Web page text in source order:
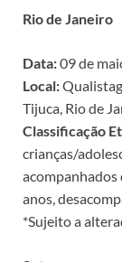
Rio de Janeiro
Data:09 de
Local:
Tijuca, Rio de
Classificação
crianças/
acompanhados
anos,
*Sujeito a